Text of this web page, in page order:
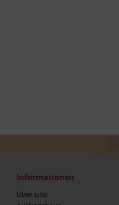
Informationen
Über uns